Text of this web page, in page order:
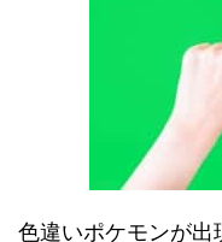
色違いポケモンが出